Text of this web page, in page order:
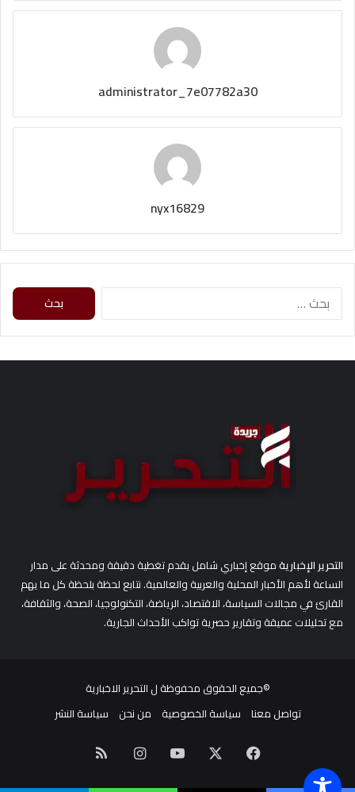
administrator_7e07782a30
nyx16829
ث
التحرير الإخباريةموقع إخباري شامل يقدم تغطية دقيقة ومحدثة على مدار
الساعة لأهم الأخبار المحلية والعربية والعالمية. نتابع لحظة بلحظة كل ما يهم
القارئ في مجالات السياسة، الاقتصاد، الرياضة، التكنولوجيا، الصحة، والثقافة،
مع تحليلات عميقة وتقارير حصرية تواكب الأحداث الجارية.
©جميع الحقوق محفوظة ل التحرير الاخبارية
تواصل معنا
سياسة الخصوصية من نحن سياسة النشر
فيسبوك ‫YouTube انستقرام